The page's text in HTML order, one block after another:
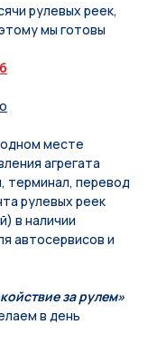
рулевых реек,
мы готовы
месте
агрегата
терминал, перевод
рулевых реек
в наличии
автосервисов и
за рулем»
в день